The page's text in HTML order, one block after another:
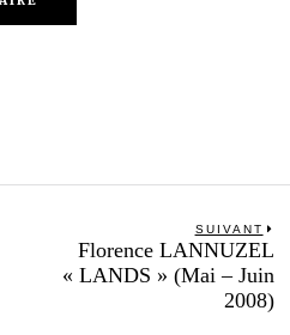
SUIVANT
Florence LANNUZEL
« LANDS » (Mai – Juin
2008)